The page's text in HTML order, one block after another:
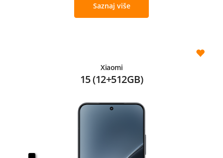
Saznaj više
Xiaomi
15 (12+512GB)